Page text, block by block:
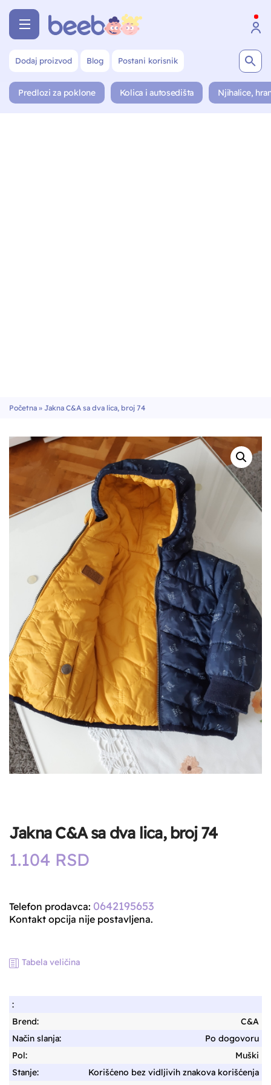
Dodaj proizvod Blog Postani korisnik
Predlozi za poklone Kolica i autosedišta Njihalice,
Početna » Jakna C&A sa dva lica, broj 74
Jakna C&A sa dva lica, broj 74
1.104 RSD
Telefon prodavca: 0642195653
Kontakt opcija nije postavljena.
Tabela veličina
:
Brend:
C&A
Način slanja:
Po dogovoru
Pol:
Muški
Stanje:
Korišćeno bez vidljivih znakova korišćenja